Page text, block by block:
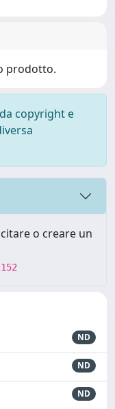
prodotto.
copyright e
o creare un
ND
ND
ND